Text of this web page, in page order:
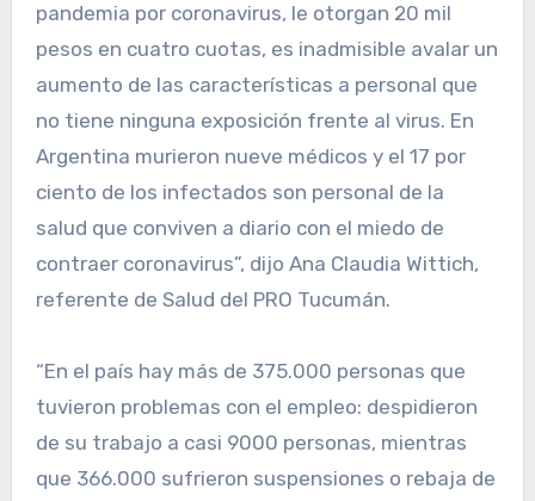
pandemia por coronavirus, le otorgan 20 mil
pesos en cuatro cuotas, es inadmisible avalar un
aumento de las características a personal que
no tiene ninguna exposición frente al virus. En
Argentina murieron nueve médicos y el 17 por
ciento de los infectados son personal de la
salud que conviven a diario con el miedo de
contraer coronavirus”, dijo Ana Claudia Wittich,
referente de Salud del PRO Tucumán.
“En el país hay más de 375.000 personas que
tuvieron problemas con el empleo: despidieron
de su trabajo a casi 9000 personas, mientras
que 366.000 sufrieron suspensiones o rebaja de